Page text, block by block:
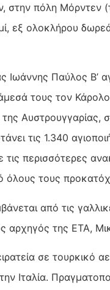
στην πόλη Mόρντεν
εξ ολοκλήρου
Παύλος Β’
τους τον Κάρολο
Αυστρουγγαρίας,
τις 1.340
τις περισσότερες
όλους τους
από τις
αρχηγός της ΕΤΑ,
σε τουρκικό
Ιταλία.